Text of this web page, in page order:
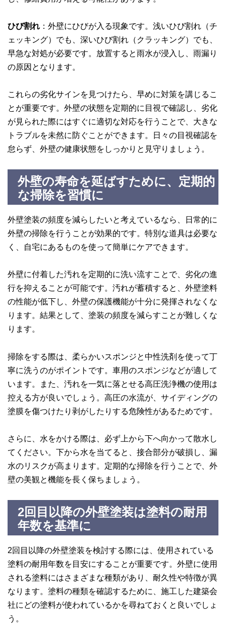
ひび割れ ：外壁にひびが入る現象です。浅いひび割れ（チ
ェッキング）でも、深いひび割れ（クラッキング）でも、
早急な対処が必要です。放置すると雨水が浸入し、雨漏り
の原因となります。
これらの劣化サインを見つけたら、早めに対策を講じるこ
とが重要です。外壁の状態を定期的に目視で確認し、劣化
が見られた際にはすぐに適切な対応を行うことで、大きな
トラブルを未然に防ぐことができます。日々の目視確認を
怠らず、外壁の健康状態をしっかりと見守りましょう。
外壁の寿命を延ばすために、定期的
な掃除を習慣に
外壁塗装の頻度を減らしたいと考えているなら、日常的に
外壁の掃除を行うことが効果的です。特別な道具は必要な
く、自宅にあるものを使って簡単にケアできます。
外壁に付着した汚れを定期的に洗い流すことで、劣化の進
行を抑えることが可能です。汚れが蓄積すると、外壁塗料
の性能が低下し、外壁の保護機能が十分に発揮されなくな
ります。結果として、塗装の頻度を減らすことが難しくな
ります。
掃除をする際は、柔らかいスポンジと中性洗剤を使って丁
寧に洗うのがポイントです。車用のスポンジなどが適して
います。また、汚れを一気に落とせる高圧洗浄機の使用は
控える方が良いでしょう。高圧の水流が、サイディングの
塗膜を傷つけたり剥がしたりする危険性があるためです。
さらに、水をかける際は、必ず上から下へ向かって散水し
てください。下から水を当てると、接合部分が破損し、漏
水のリスクが高まります。定期的な掃除を行うことで、外
壁の美観と機能を長く保ちましょう。
2回目以降の外壁塗装は塗料の耐用
年数を基準に
2回目以降の外壁塗装を検討する際には、使用されている
塗料の耐用年数を目安にすることが重要です。外壁に使用
される塗料にはさまざまな種類があり、耐久性や特徴が異
なります。塗料の種類を確認するために、施工した建築会
社にどの塗料が使われているかを尋ねておくと良いでしょ
う。